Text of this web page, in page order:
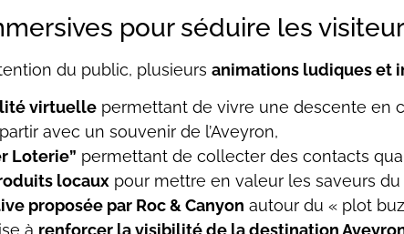
pour séduire les
du public, plusieurs animations ludiques et
virtuelle permettant de vivre une descente en
avec un souvenir de l’Aveyron,
Loterie” permettant de collecter des contacts
locaux pour mettre en valeur les saveurs du
proposée par Roc & Canyon autour du « plot
à renforcer la visibilité de la destination